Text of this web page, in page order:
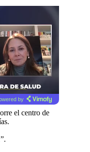
by
el centro de